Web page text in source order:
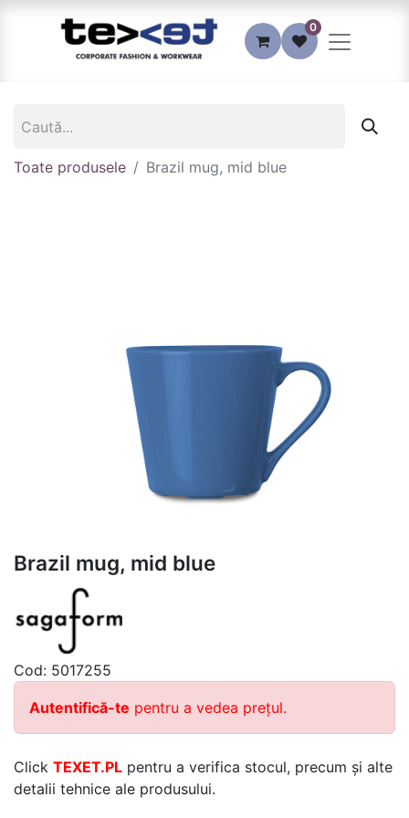
0
Toate produsele Brazil mug, mid blue
Brazil mug, mid blue
Cod: 5017255
Autentifică-te pentru a vedea prețul.
Click TEXET.PL pentru a verifica stocul, precum și alte
detalii tehnice ale produsului.